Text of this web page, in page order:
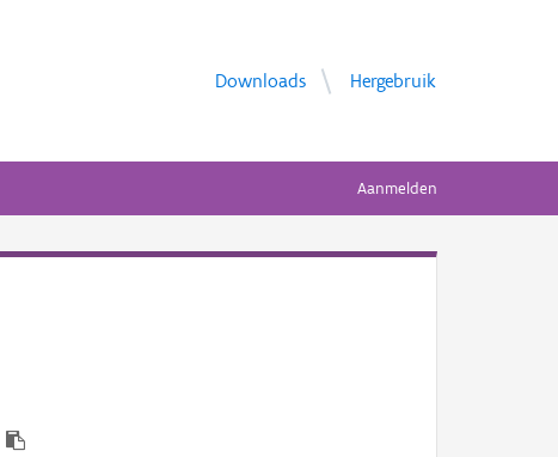
Downloads Hergebruik
Aanmelden